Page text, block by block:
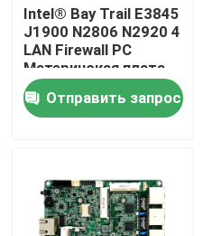
Отправить запрос
Промышленный мини ПК
изрезанный ПК планшета
Intel® Bay Trail E3845
J1900 N2806 N2920 4
LAN Firewall PC
Материнская плата
для компьютера
Nano Firewall
Отправить запрос